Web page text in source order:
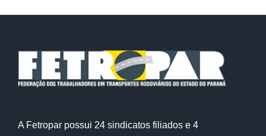
A Fetropar possui 24 sindicatos filiados e 4